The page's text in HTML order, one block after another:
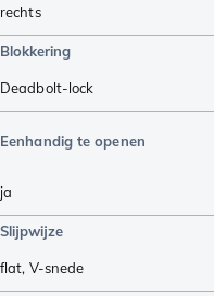
rechts
Blokkering
Deadbolt-lock
Eenhandig te openen
ja
Slijpwijze
flat, V-snede